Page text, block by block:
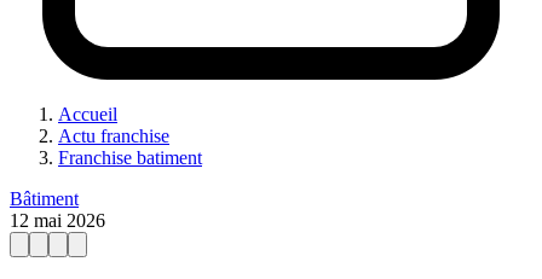
Accueil
Actu franchise
Franchise batiment
Bâtiment
12 mai 2026